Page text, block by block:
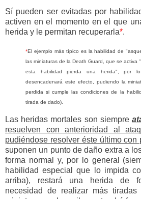
Sí pueden ser evitadas por
activen en el momento en el que
herida y le permitan recuperarla*.
*El ejemplo más típico es la habilidad de
las miniaturas de la Death Guard, que se activa
esta habilidad pierda una herida", por
desencadenará este efecto, pudiendo la
perdida si cumple las condiciones de la
tirada de dado).
Las heridas mortales son siempre
resuelven con anterioridad al
pudiéndose resolver éste último con
suponen un punto de daño extra a
forma normal y, por lo general
habilidad especial que lo impida
arriba), restará una herida de
necesidad de realizar más